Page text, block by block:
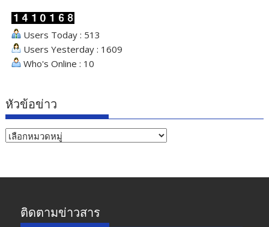
Users Today : 513
Users Yesterday : 1609
Who's Online : 10
หัวข้อข่าว
หัวข้อ
ติดตามข่าวสาร